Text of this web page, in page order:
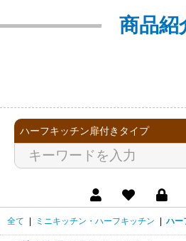
商品紹
全て ミニキッチン・ハーフキッチン ハー